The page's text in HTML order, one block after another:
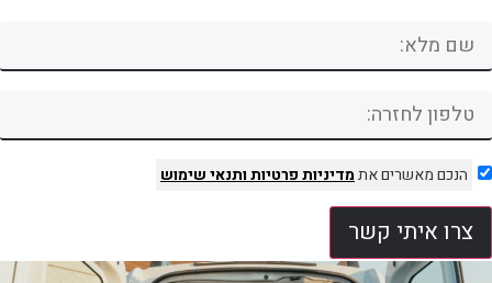
הנכם מאשרים אתמדיניות פרטיותותנאי שימוש
צרו איתי קשר